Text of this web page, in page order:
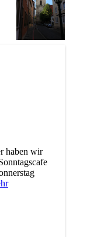
haben wir